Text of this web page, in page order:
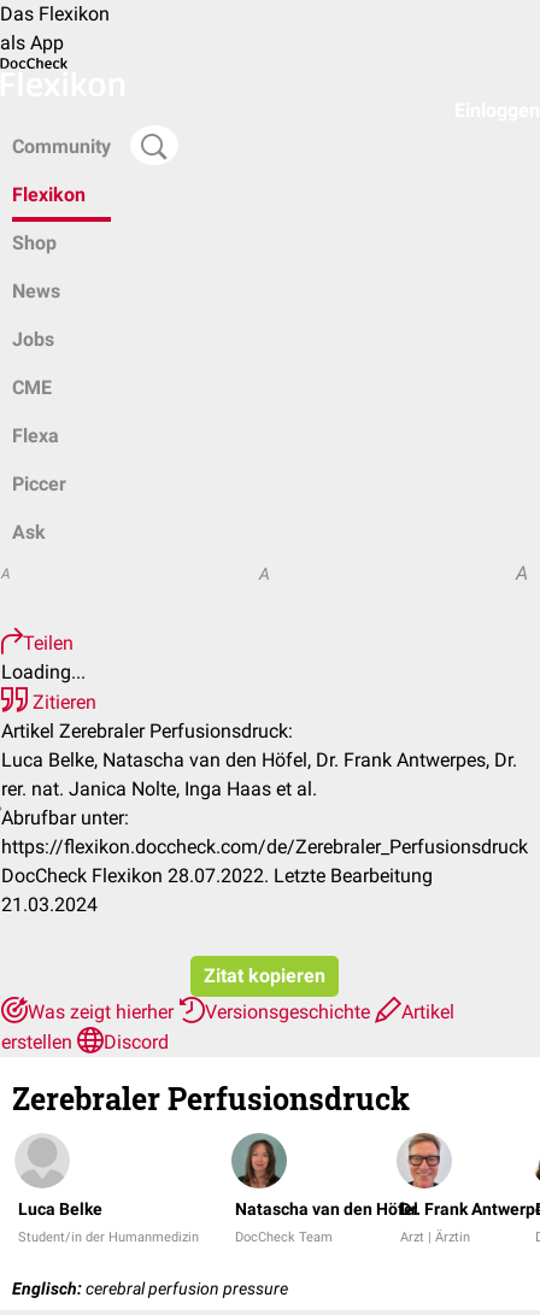
Das Flexikon
als App
Community
Flexikon
Shop
News
Jobs
CME
Flexa
Piccer
Ask
A A A
Teilen
Loading...
Zitieren
Artikel Zerebraler Perfusionsdruck:
Luca Belke, Natascha van den Höfel, Dr. Frank Antwerpes, Dr.
rer. nat. Janica Nolte, Inga Haas et al.
Abrufbar unter:
https://flexikon.doccheck.com/de/Zerebraler_Perfusionsdruck
DocCheck Flexikon 28.07.2022. Letzte Bearbeitung
21.03.2024
Zitat kopieren
Was zeigt hierher
Versionsgeschichte
Artikel
erstellen
Discord
Zerebraler Perfusionsdruck
Luca Belke
Student/in der Humanmedizin
Natascha van den Höfel
DocCheck Team
Dr. Frank
Arzt | Ärztin
Englisch:cerebral perfusion pressure